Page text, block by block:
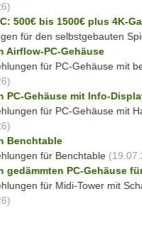
500€ bis 1500€ plus 4K-
für den selbstgebauten
Airflow-PC-Gehäuse
für PC-Gehäuse mit
PC-Gehäuse mit Info-
für PC-Gehäuse mit
Benchtable
für Benchtable
gedämmten PC-Gehäuse
für Midi-Tower mit